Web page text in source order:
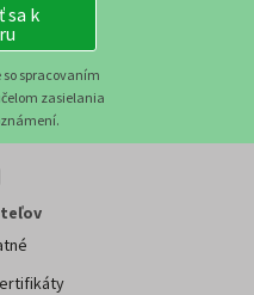
sa k
spracovaním
zasielania